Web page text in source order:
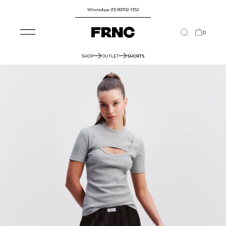
WhatsApp: (11) 99702-1352
0
SHOP OUTLET SHORTS